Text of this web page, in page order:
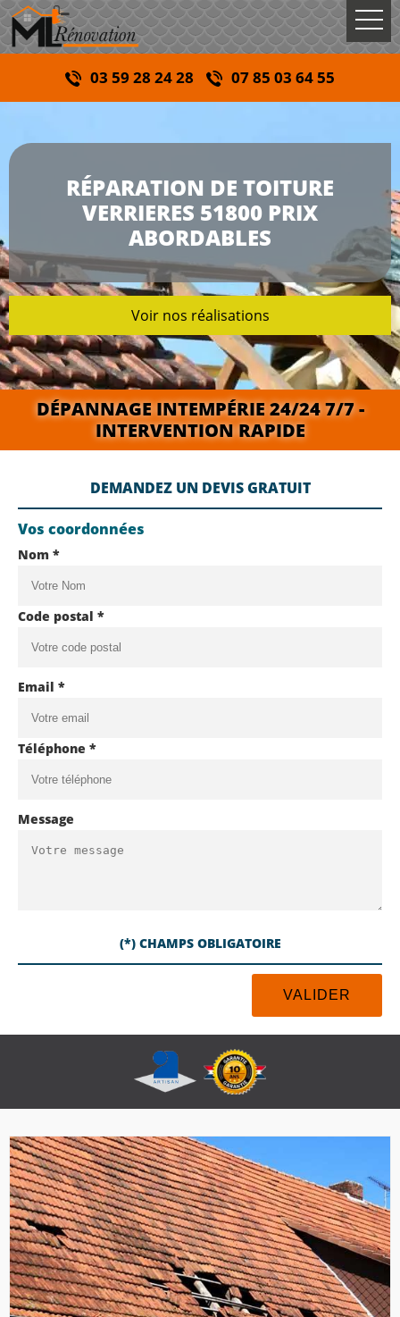
03 59 28 24 28 07 85 03 64 55
RÉPARATION DE TOITURE
VERRIERES 51800 PRIX
ABORDABLES
Voir nos réalisations
DÉPANNAGE INTEMPÉRIE 24/24 7/7 -
INTERVENTION RAPIDE
DEMANDEZ UN DEVIS GRATUIT
Vos coordonnées
Nom *
Code postal *
Email *
Téléphone *
Message
(*) CHAMPS OBLIGATOIRE